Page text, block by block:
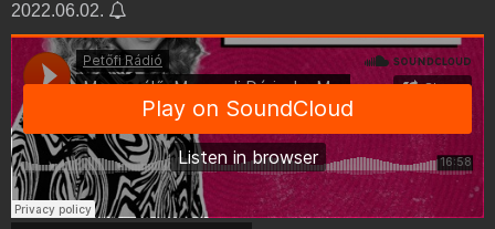
2022.06.02.